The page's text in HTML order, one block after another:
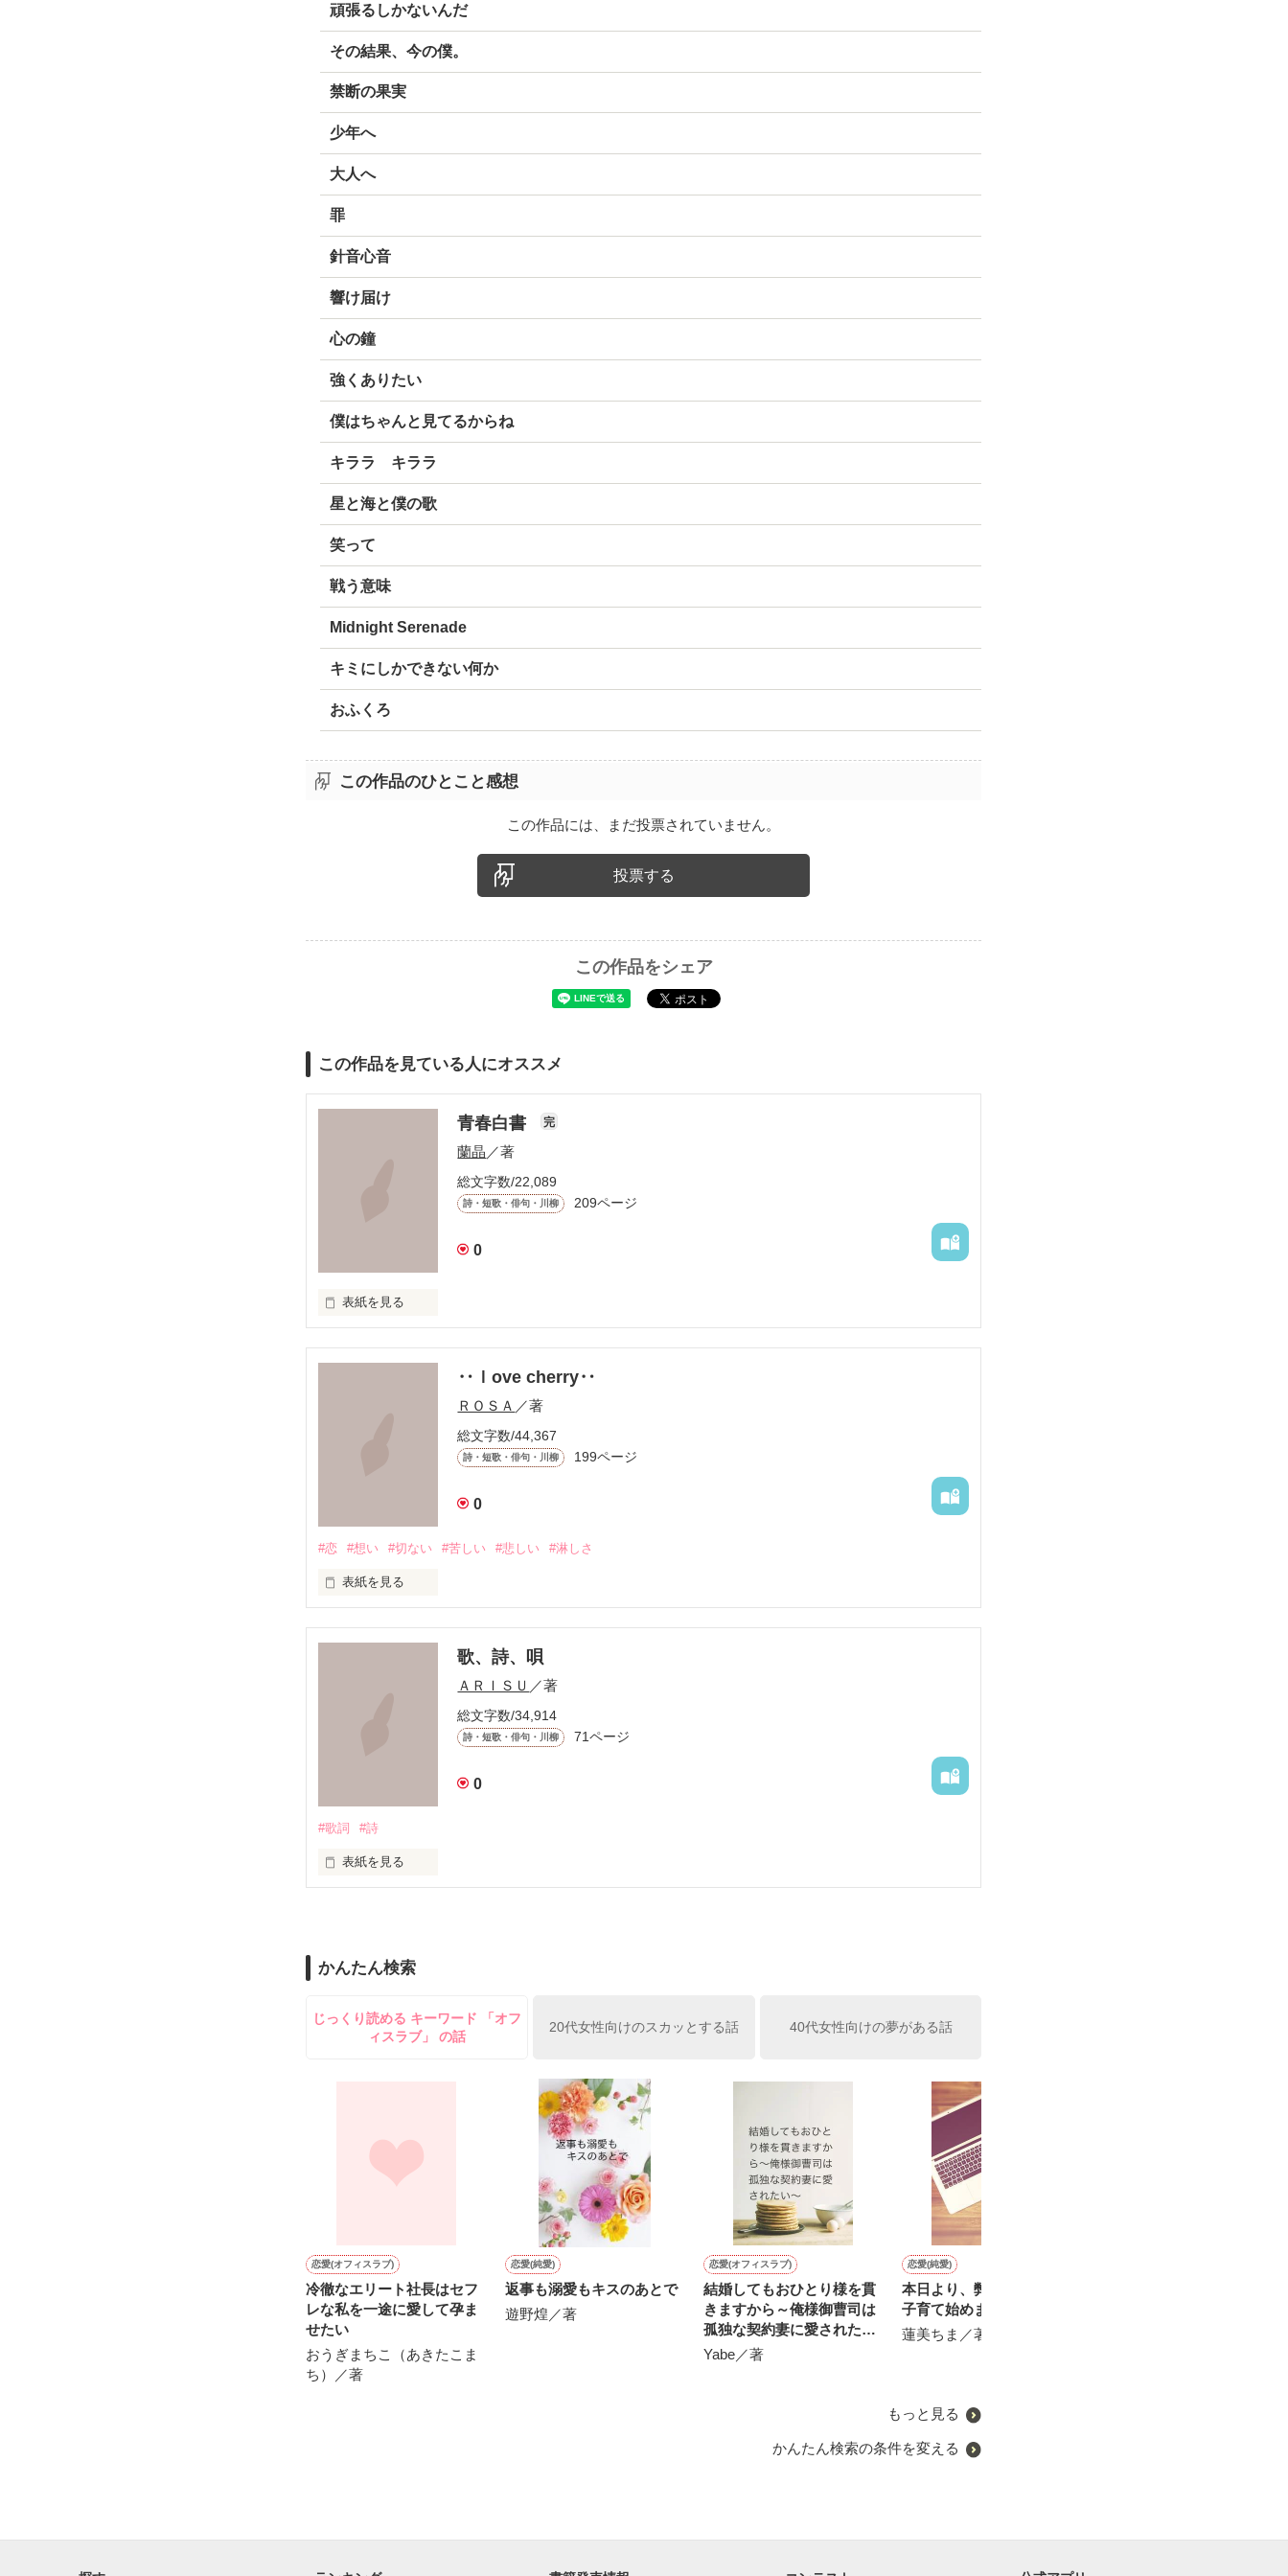
頑張るしかないんだ
その結果、今の僕。
禁断の果実
少年へ
大人へ
罪
針音心音
響け届け
心の鐘
強くありたい
僕はちゃんと見てるからね
キララ キララ
星と海と僕の歌
笑って
戦う意味
Midnight Serenade
キミにしかできない何か
おふくろ
この作品のひとこと感想
この作品には、まだ投票されていません。
投票する
この作品をシェア
この作品を見ている人にオススメ
青春白書 完
蘭晶／著
総文字数/22,089
詩・短歌・俳句・川柳 209ページ
0
表紙を見る
道は、浅く
もがいたふりをしていた
やっと君との
‥ｌove cherry‥
ＲＯＳＡ ／著
総文字数/44,367
詩・短歌・俳句・川柳 199ページ
0
#恋 #想い #切ない #苦しい #悲しい #淋しさ
表紙を見る
絶えず支配し続けては
ただひとつ
いつか辿り着けるまで
作品を読む
歌、詩、唄
ＡＲＩＳＵ ／著
総文字数/34,914
詩・短歌・俳句・川柳 71ページ
0
#歌詞 #詩
表紙を見る
嬉しいこと楽しいこと
きっと私達が生きてゆく中で
恋をして、
初めて知る感情もある。
何かを思い知ることもある。
それは、
"この上ない幸せなこと"
だと思う。
かんたん検索
じっくり読める キーワード 「オフ
ィスラブ」 の話
20代女性向けのスカッとする話 40代女性向けの夢がある話
恋愛(オフィスラブ)
冷徹なエリート社長はセフ
レな私を一途に愛して孕ま
せたい
おうぎまちこ（あきたこま
ち）／著
恋愛(純愛)
返事も溺愛もキスのあとで
遊野煌／著
恋愛(オフィスラブ)
結婚してもおひとり様を貫
きますから～俺様御曹司は
孤独な契約妻に愛されたい
～
Yabe／著
恋愛(純愛)
本日より、弊社社長と疑似
子育て始めます
蓮美ちま／著
もっと見る
かんたん検索の条件を変える